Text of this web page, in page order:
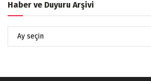
Haber ve Duyuru Arşivi